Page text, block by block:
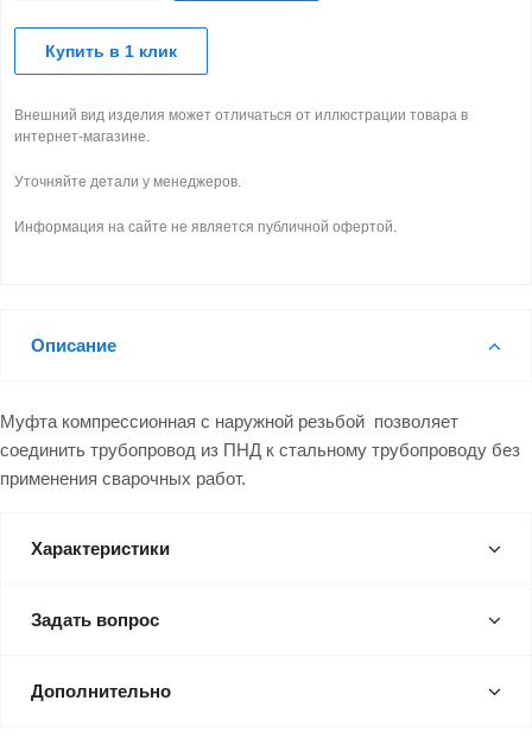
Купить в 1 клик
Внешний вид изделия может отличаться от иллюстрации товара в
интернет-магазине.
Уточняйте детали у менеджеров.
Информация на сайте не является публичной офертой.
Описание
Муфта компрессионная с наружной резьбой позволяет
соединить трубопровод из ПНД к стальному трубопроводу без
применения сварочных работ.
Характеристики
Задать вопрос
Дополнительно